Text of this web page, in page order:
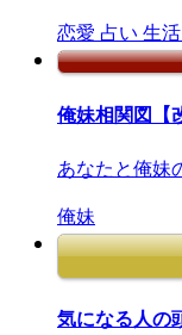
恋愛 占い 生活
俺妹相関図【
あなたと俺妹
俺妹
気になる人の